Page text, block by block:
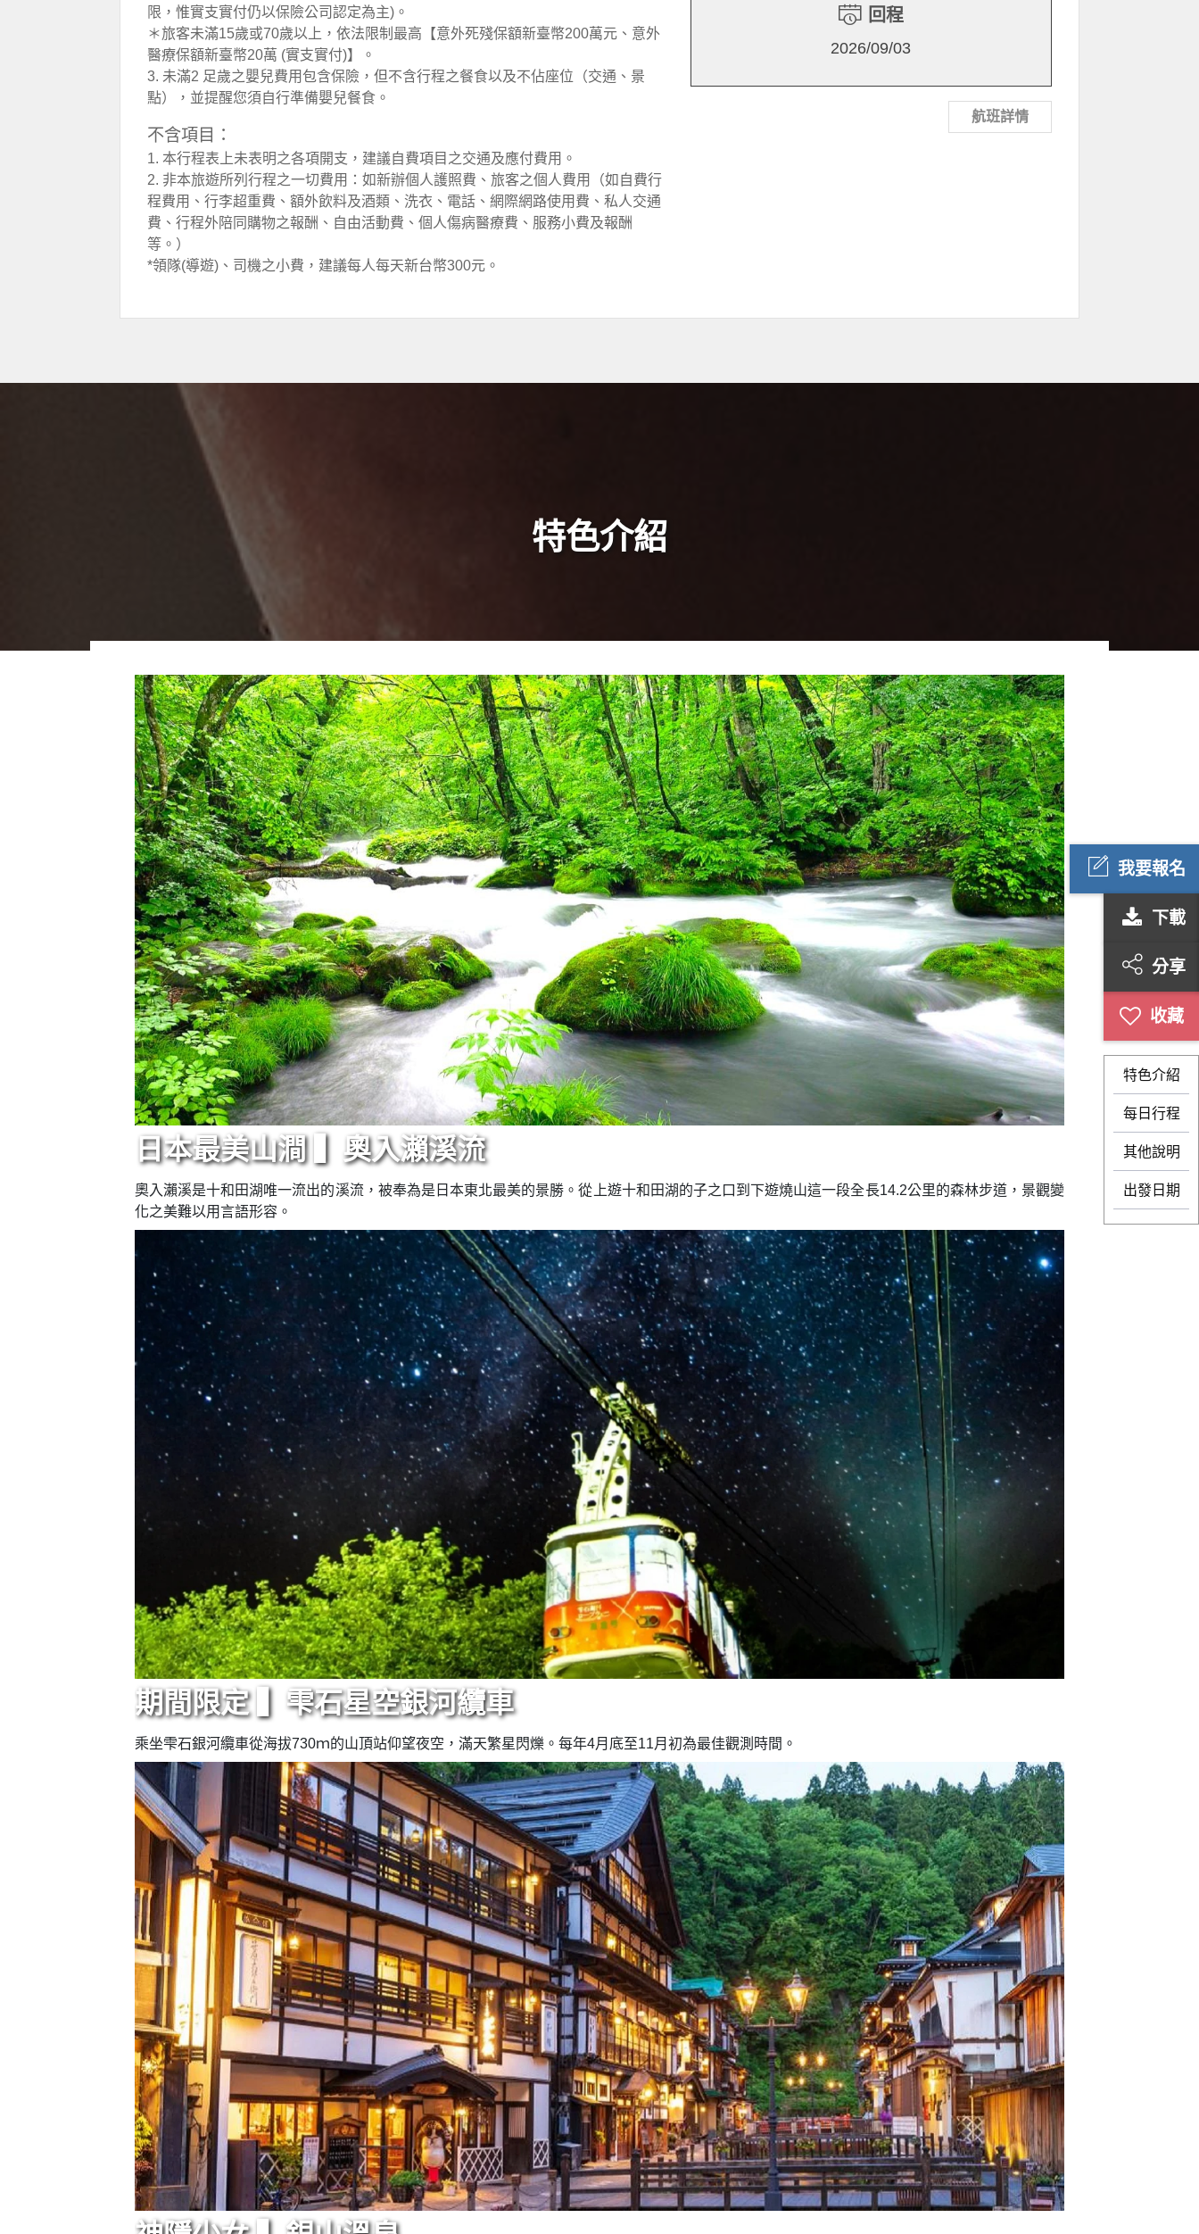
我要報名
下載
分享
特色介紹
每日行程
其他說明
出發日期
限，惟實支實付仍以保險公司認定為主)。
＊旅客未滿15歲或70歲以上，依法限制最高【意外死殘保額新臺幣200萬元、意外
醫療保額新臺幣20萬 (實支實付)】。
3. 未滿2 足歲之嬰兒費用包含保險，但不含行程之餐食以及不佔座位（交通、景
點），並提醒您須自行準備嬰兒餐食。
不含項目：
1. 本行程表上未表明之各項開支，建議自費項目之交通及應付費用。
2. 非本旅遊所列行程之一切費用：如新辦個人護照費、旅客之個人費用（如自費行
程費用、行李超重費、額外飲料及酒類、洗衣、電話、網際網路使用費、私人交通
費、行程外陪同購物之報酬、自由活動費、個人傷病醫療費、服務小費及報酬
等。）
*領隊(導遊)、司機之小費，建議每人每天新台幣300元。
回程
2026/09/03
航班詳情
特色介紹
日本最美山澗 ▍奧入瀨溪流
奧入瀨溪是十和田湖唯一流出的溪流，被奉為是日本東北最美的景勝。從上遊十和田湖的子之口到下遊燒山這一段全長14.2公里的森林步道，景觀變
化之美難以用言語形容。
期間限定 ▍雫石星空銀河纜車
乘坐雫石銀河纜車從海拔730ｍ的山頂站仰望夜空，滿天繁星閃爍。每年4月底至11月初為最佳觀測時間。